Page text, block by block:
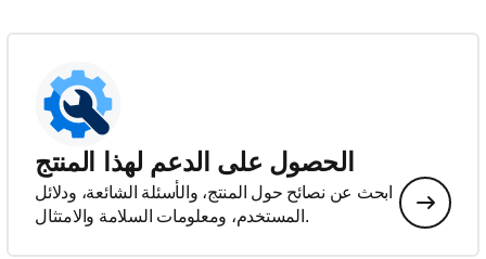
الحصول على الدعم لهذا المنتج
ابحث عن نصائح حول المنتج، والأسئلة الشائعة، ودلائل
المستخدم، ومعلومات السلامة والامتثال.